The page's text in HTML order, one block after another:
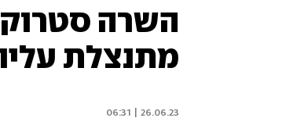
השרה סטרוק:
מתנצלת
26.06.23 | 06:31